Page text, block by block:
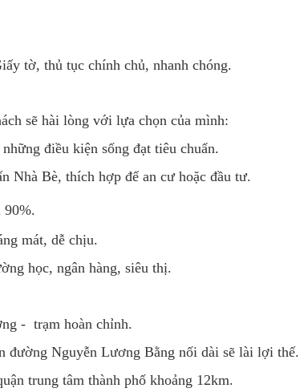
tờ, thủ tục chính chủ, nhanh chóng.
sẽ hài lòng với lựa chọn của mình:
điều kiện sống đạt tiêu chuẩn.
Nhà Bè, thích hợp để an cư hoặc đầu tư.
90%.
mát, dễ chịu.
học, ngân hàng, siêu thị.
- trạm hoàn chỉnh.
đường Nguyễn Lương Bằng nối dài sẽ lài lợi thế.
trung tâm thành phố khoảng 12km.